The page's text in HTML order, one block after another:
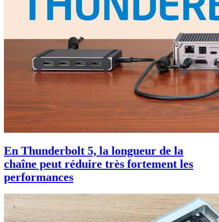
En Thunderbolt 5, la longueur de la
chaîne peut réduire très fortement les
performances